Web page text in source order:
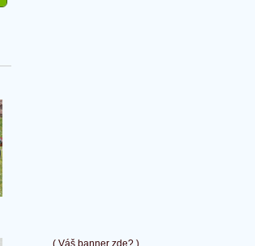
( Váš banner zde? )